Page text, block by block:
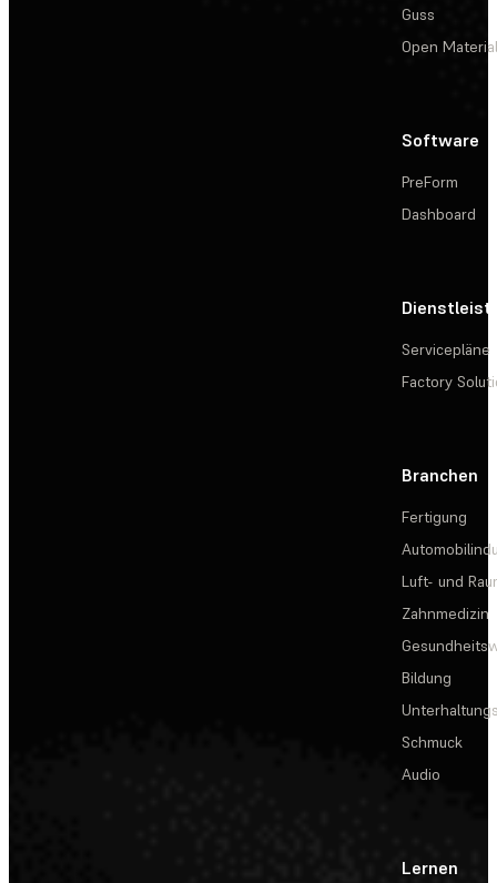
Guss
Open
Software
PreForm
Dashboard
Servicepläne
Factory
Branchen
Fertigung
Luft- und
Zahnmedizin
Bildung
Schmuck
Audio
Lernen